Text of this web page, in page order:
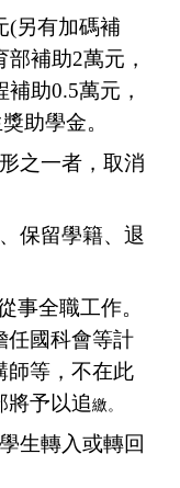
(另有加碼補
部補助2萬元，
補助0.5萬元，
助學金。
之一者，取消
保留學籍、退
事全職工作。
任國科會等計
師等，不在此
將予以追繳。
生轉入或轉回